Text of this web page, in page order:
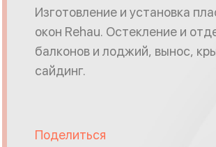
Изготовление и установка
окон Rehau. Остекление и
балконов и лоджий, вынос,
сайдинг.
Поделиться